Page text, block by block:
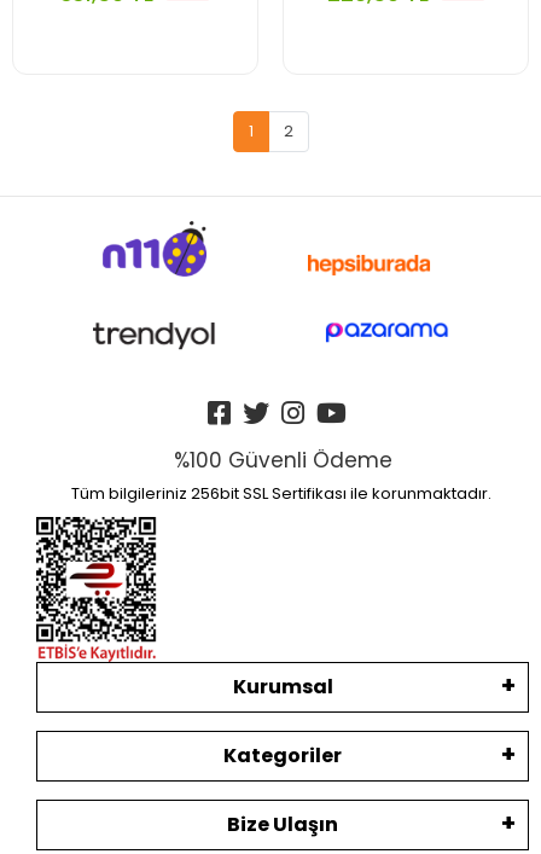
1 2
%100 Güvenli Ödeme
Tüm bilgileriniz 256bit SSL Sertifikası ile korunmaktadır.
Kurumsal
Kategoriler
Bize Ulaşın